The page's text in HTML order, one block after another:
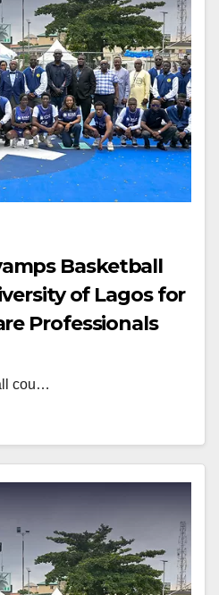
Basketball
of Lagos for
Professionals
cou…